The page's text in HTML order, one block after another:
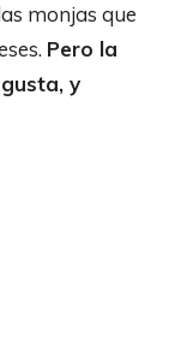
monjas que
Pero la
y